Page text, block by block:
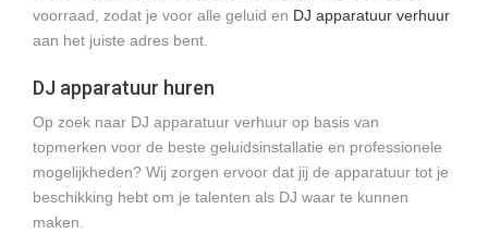
voorraad, zodat je voor alle geluid en DJ apparatuur verhuur
aan het juiste adres bent.
DJ apparatuur huren
Op zoek naar DJ apparatuur verhuur op basis van
topmerken voor de beste geluidsinstallatie en professionele
mogelijkheden? Wij zorgen ervoor dat jij de apparatuur tot je
beschikking hebt om je talenten als DJ waar te kunnen
maken.